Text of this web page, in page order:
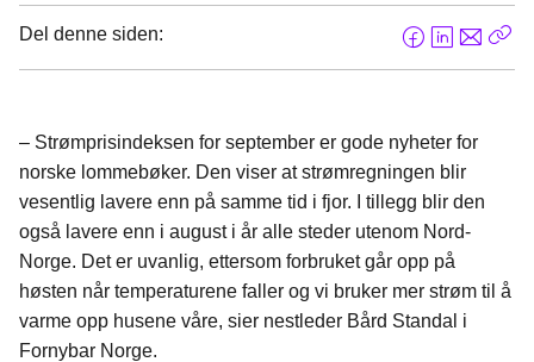
Del denne siden:
F
e
b
L
k
e
d
E
o
s
t
– Strømprisindeksen for september er gode nyheter for
norske lommebøker. Den viser at strømregningen blir
vesentlig lavere enn på samme tid i fjor. I tillegg blir den
også lavere enn i august i år alle steder utenom Nord-
Norge. Det er uvanlig, ettersom forbruket går opp på
høsten når temperaturene faller og vi bruker mer strøm til å
varme opp husene våre, sier nestleder Bård Standal i
Fornybar Norge.